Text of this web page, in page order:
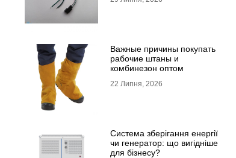
Важные причины покупать
рабочие штаны и
комбинезон оптом
22 Липня, 2026
Система зберігання енергії
чи генератор: що вигідніше
для бізнесу?